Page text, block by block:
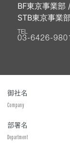
BF東京事業部
STB東京事業
TEL
03-6426-
御社名
Company
部署名
Department